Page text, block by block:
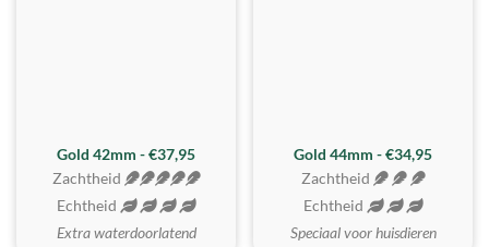
ZACHTSTE
Gold 42mm - €37,95
Zachtheid
Echtheid
Extra waterdoorlatend
Gold 44mm - €34,95
Zachtheid
Echtheid
Speciaal voor huisdieren